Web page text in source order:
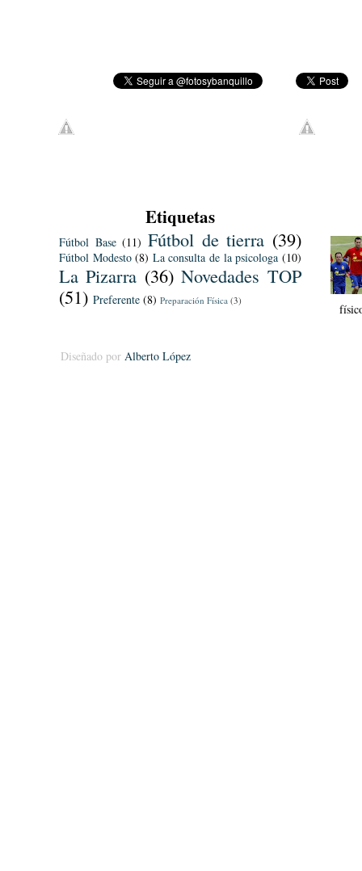
Etiquetas
Fútbol Base (11) Fútbol de tierra (39)
Fútbol Modesto (8) La consulta de la psicologa (10)
La Pizarra (36) Novedades TOP
(51) Preferente (8) Preparación Física (3)
Diseñado por Alberto López